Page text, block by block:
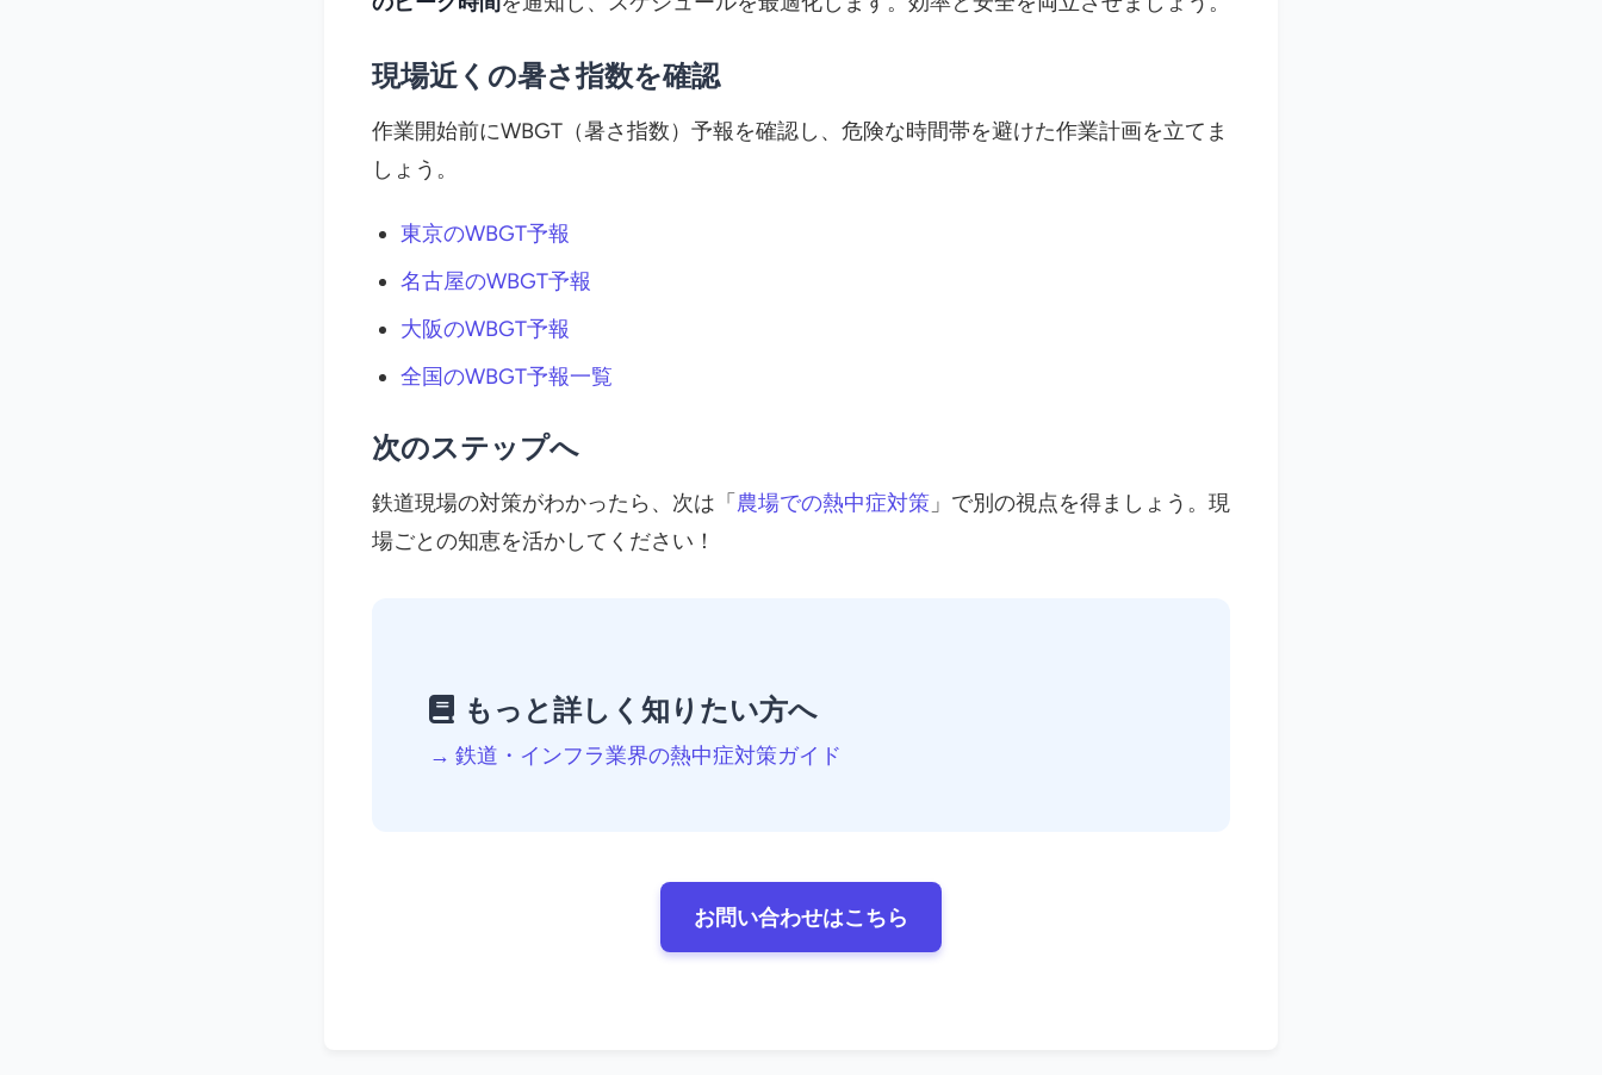
現場近くの暑さ指数を確認
作業開始前にWBGT（暑さ指数）予報を確認し、危険な時間帯を避けた作業計画を立てま
しょう。
東京のWBGT予報
名古屋のWBGT予報
大阪のWBGT予報
全国のWBGT予報一覧
次のステップへ
鉄道現場の対策がわかったら、次は「 農場での熱中症対策 」で別の視点を得ましょう。現
場ごとの知恵を活かしてください！
もっと詳しく知りたい方へ
→ 鉄道・インフラ業界の熱中症対策ガイド
お問い合わせはこちら